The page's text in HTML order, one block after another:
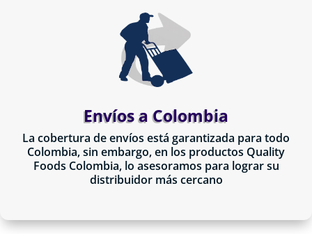
Envíos a Colombia
La cobertura de envíos está garantizada para todo
Colombia, sin embargo, en los productos Quality
Foods Colombia, lo asesoramos para lograr su
distribuidor más cercano